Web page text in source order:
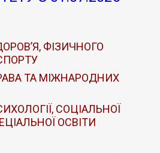
ФІЗИЧНОГО
ТА МІЖНАРОДНИХ
СОЦІАЛЬНОЇ
ОСВІТИ